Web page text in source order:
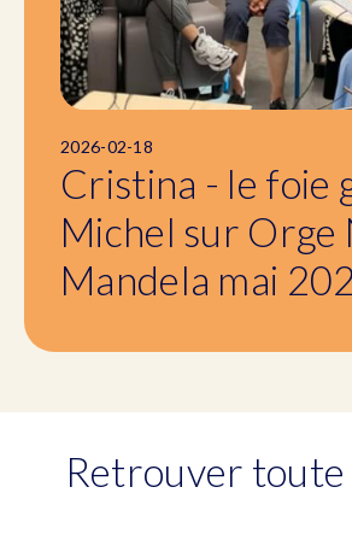
2026-02-18
Cristina - le foie
Michel sur Orge
Mandela mai
Retrouver toute